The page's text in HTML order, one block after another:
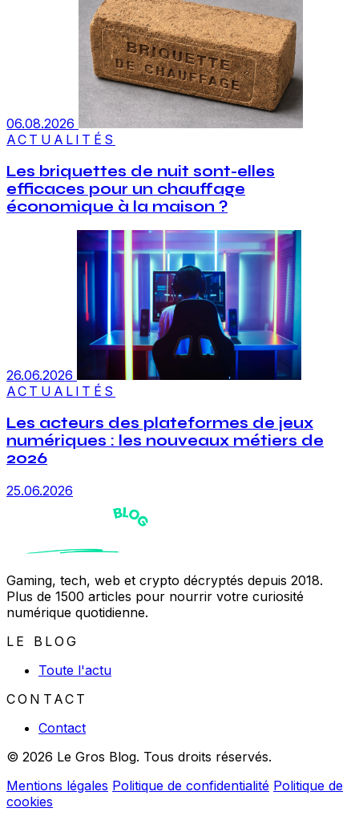
06.08.2026
ACTUALITÉS
Les briquettes de nuit sont-elles
efficaces pour un chauffage
économique à la maison ?
26.06.2026
ACTUALITÉS
Les acteurs des plateformes de jeux
numériques : les nouveaux métiers de
2026
25.06.2026
Gaming, tech, web et crypto décryptés depuis 2018.
Plus de 1500 articles pour nourrir votre curiosité
numérique quotidienne.
LE BLOG
Toute l'actu
CONTACT
Contact
© 2026 Le Gros Blog. Tous droits réservés.
Mentions légales Politique de confidentialité Politique de
cookies